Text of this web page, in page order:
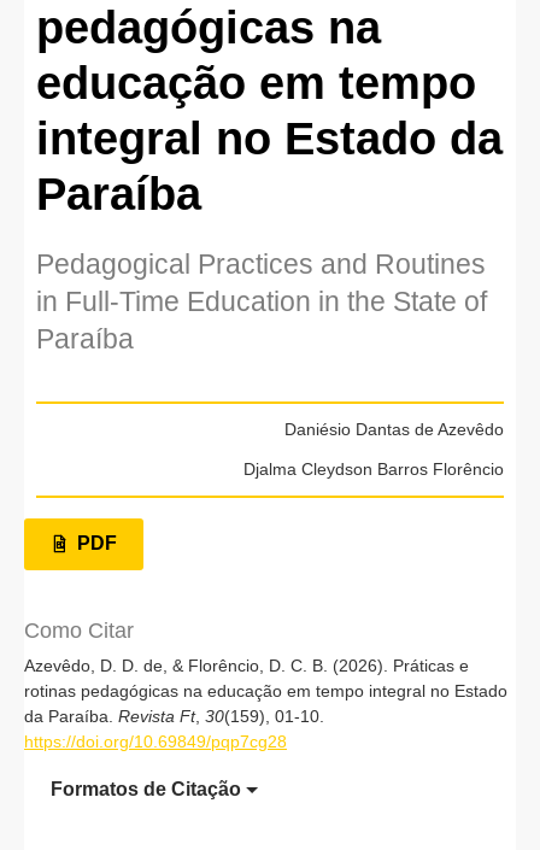
pedagógicas na
educação em tempo
integral no Estado da
Paraíba
Pedagogical Practices and Routines
in Full-Time Education in the State of
Paraíba
Daniésio Dantas de Azevêdo
Djalma Cleydson Barros Florêncio
PDF
Como Citar
Azevêdo, D. D. de, & Florêncio, D. C. B. (2026). Práticas e
rotinas pedagógicas na educação em tempo integral no Estado
da Paraíba. Revista Ft, 30(159), 01-10.
https://doi.org/10.69849/pqp7cg28
Formatos de Citação